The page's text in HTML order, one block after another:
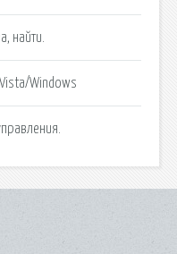
найти.
Windows